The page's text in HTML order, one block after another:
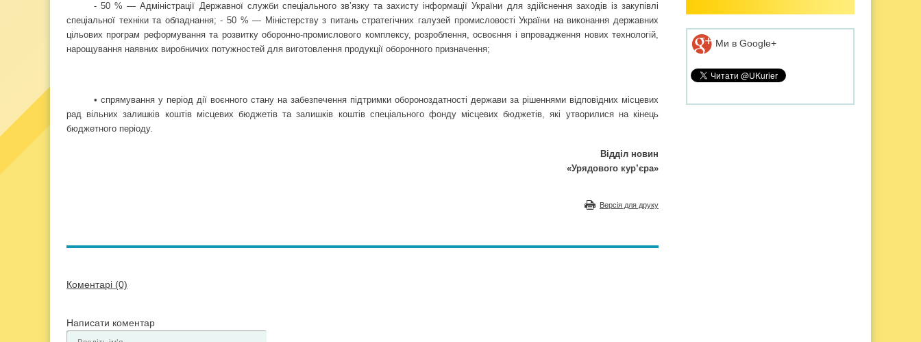
- 50 % — Адміністрації Державної служби спеціального зв’язку та захисту інформації України для здійснення заходів із закупівлі
спеціальної техніки та обладнання; - 50 % — Міністерству з питань стратегічних галузей промисловості України на виконання державних
цільових програм реформування та розвитку оборонно-промислового комплексу, розроблення, освоєння і впровадження нових технологій,
нарощування наявних виробничих потужностей для виготовлення продукції оборонного призначення;
• спрямування у період дії воєнного стану на забезпечення підтримки обороноздатності держави за рішеннями відповідних місцевих
рад вільних залишків коштів місцевих бюджетів та залишків коштів спеціального фонду місцевих бюджетів, які утворилися на кінець
бюджетного періоду.
Відділ новин
«Урядового кур’єра»
Версія для друку
Коментарі (0)
Написати коментар
Ми в Google+